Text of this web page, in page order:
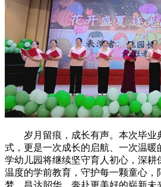
岁月留痕，成长有声。本次毕业
式，更是一次成长的启航、一次温暖
学幼儿园将继续坚守育人初心，深耕
温度的学前教育，守护每一颗童心，
梦、昌达韶华，奔赴更美好的崭新未